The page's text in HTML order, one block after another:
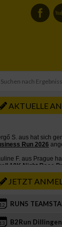
AKTUELLE
JETZT
12 RUN5
13 B2Run